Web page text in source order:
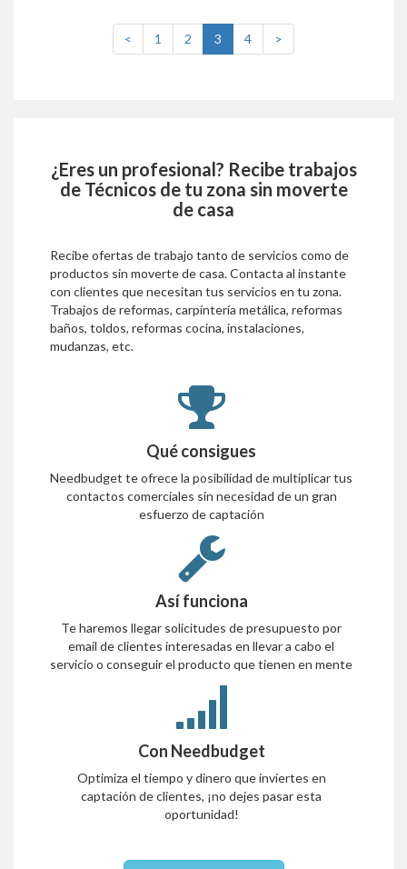
< 1 2 3 (current)
4 >
¿Eres un profesional? Recibe trabajos
de Técnicosde tu zona sin moverte
de casa
Recibe ofertas de trabajo tanto de servicios como de
productos sin moverte de casa. Contacta al instante
con clientes que necesitan tus servicios en tu zona.
Trabajos de reformas, carpíntería metálica, reformas
baños, toldos, reformas cocina, instalaciones,
mudanzas, etc.
Qué consigues
Needbudget te ofrece la posibilidad de multiplicar tus
contactos comerciales sin necesidad de un gran
esfuerzo de captación
Así funciona
Te haremos llegar solicitudes de presupuesto por
email de clientes interesadas en llevar a cabo el
servicio o conseguir el producto que tienen en mente
Con Needbudget
Optimiza el tiempo y dinero que inviertes en
captación de clientes, ¡no dejes pasar esta
oportunidad!